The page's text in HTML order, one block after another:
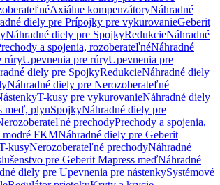
Axiálne kompenzátoryNáhradné
diely pre Prípojky pre vykurovanieGeberit
Náhradné diely pre SpojkyRedukcieNáhradné
a spojenia, rozoberateľnéNáhradné
rúryUpevnenia pre rúryUpevnenia pre
diely pre SpojkyRedukcieNáhradné diely
Náhradné diely pre Nerozoberateľné
T-kusy pre vykurovanieNáhradné diely
meď, plynSpojkyNáhradné diely pre
prechodyPrechody a spojenia,
modré FKMNáhradné diely pre Geberit
kusyNerozoberateľné prechodyNáhradné
pre Geberit Mapress meďNáhradné
diely pre Upevnenia pre nástenkySystémové